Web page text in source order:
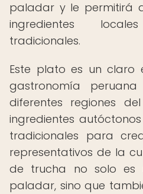
paladar y le permitirá
ingredientes
tradicionales.
Este plato es un claro
gastronomía
diferentes regiones
ingredientes
tradicionales para
representativos de la
de trucha no solo es
paladar, sino que